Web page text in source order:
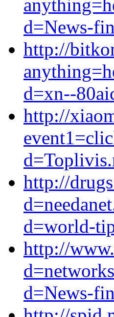
d=News-
http://
d=xn--
http://
http://
d=world-
http://
d=News-